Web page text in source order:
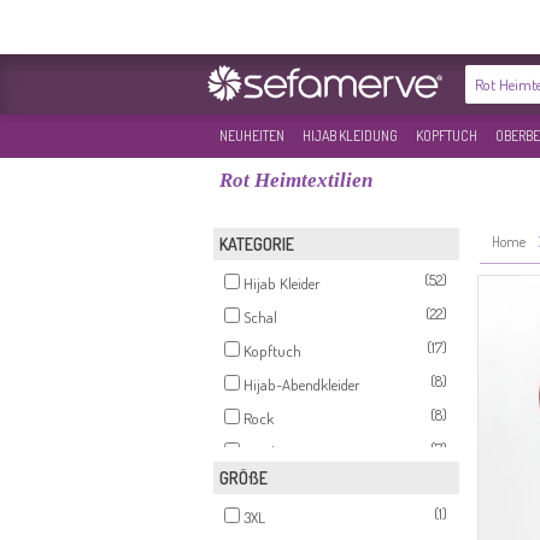
NEUHEITEN HIJAB KLEIDUNG KOPFTUCH
Rot Heimtextilien
KATEGORIE
Hijab Kleider
(52)
Schal
(22)
Kopftuch
(17)
Hijab-Abendkleider
(8)
Rock
(8)
Tunikas
(7)
Anzüge
Hose
(4)
GRÖßE
3XL
(1)
Home